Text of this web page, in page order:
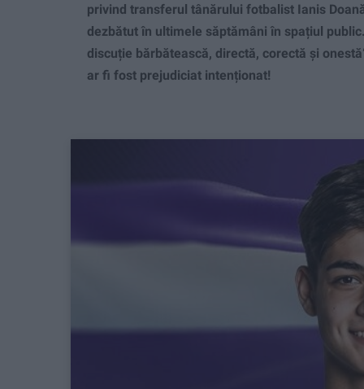
privind transferul tânărului fotbalist Ianis
dezbătut în ultimele săptămâni în spațiul
discuție bărbătească, directă, corectă și
ar fi fost prejudiciat intenționat!